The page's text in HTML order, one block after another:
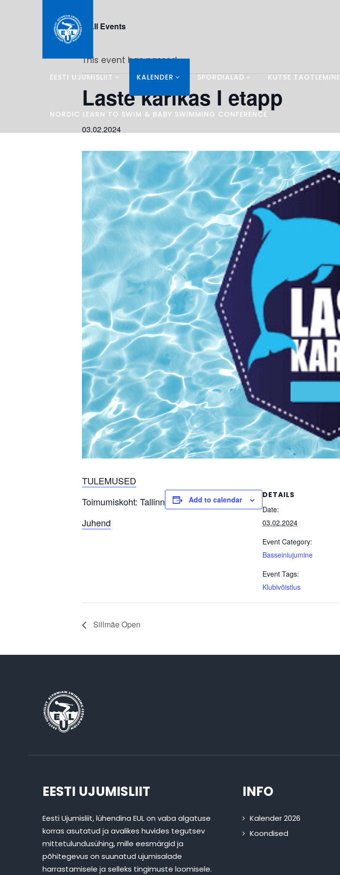
EESTI UJUMISLIIT KALENDER SPORDIALAD KUTSE TAOTLEMINE
NORDIC LEARN TO SWIM & BABY SWIMMING CONFERENCE
« All Events
This event has passed.
Laste karikas I etapp
03.02.2024
TULEMUSED
Toimumiskoht: Tallinn
Juhend
Add to calendar
DETAILS
Date:
03.02.2024
Event Category:
Basseiniujumine
Event Tags:
Klubivõistlus
Sillmäe Open
EESTI UJUMISLIIT
Eesti Ujumisliit, lühendina EUL on vaba algatuse
korras asutatud ja avalikes huvides tegutsev
mittetulundusühing, mille eesmärgid ja
põhitegevus on suunatud ujumisalade
harrastamisele ja selleks tingimuste loomisele.
INFO
Kalender 2026
Koondised